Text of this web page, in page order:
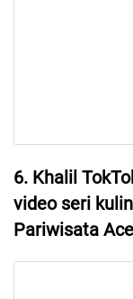
6. Khalil
video seri
Pariwisata